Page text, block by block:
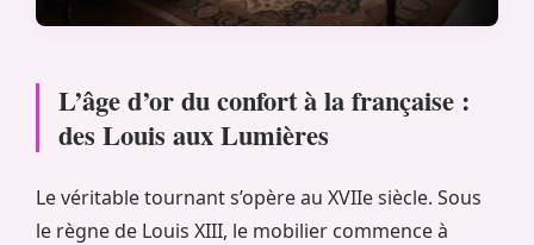
L’âge d’or du confort à la française :
des Louis aux Lumières
Le véritable tournant s’opère au XVIIe siècle. Sous
le règne de Louis XIII, le mobilier commence à